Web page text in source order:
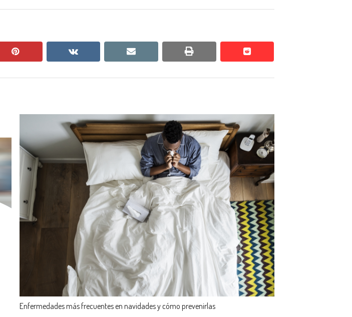
pinterest vkontakte email print reddit
reddit
Enfermedades más frecuentes en navidades y cómo prevenirlas